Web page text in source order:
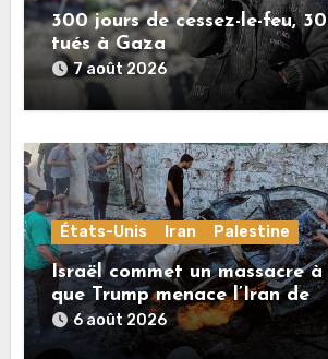
300 jours de cessez-le-feu,
tués à Gaza
7 août 2026
États-Unis Iran Palestine
Israël commet un massacre
que Trump menace l’Iran de
«décapitation»
6 août 2026